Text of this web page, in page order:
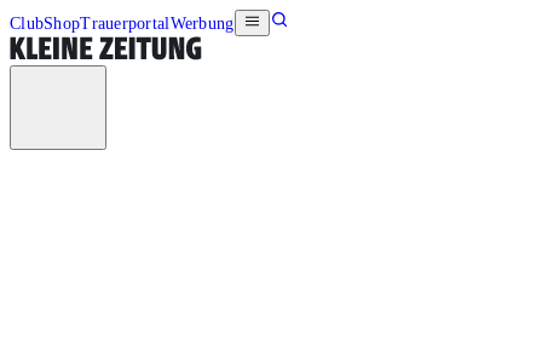
ClubShopTrauerportalWerbung